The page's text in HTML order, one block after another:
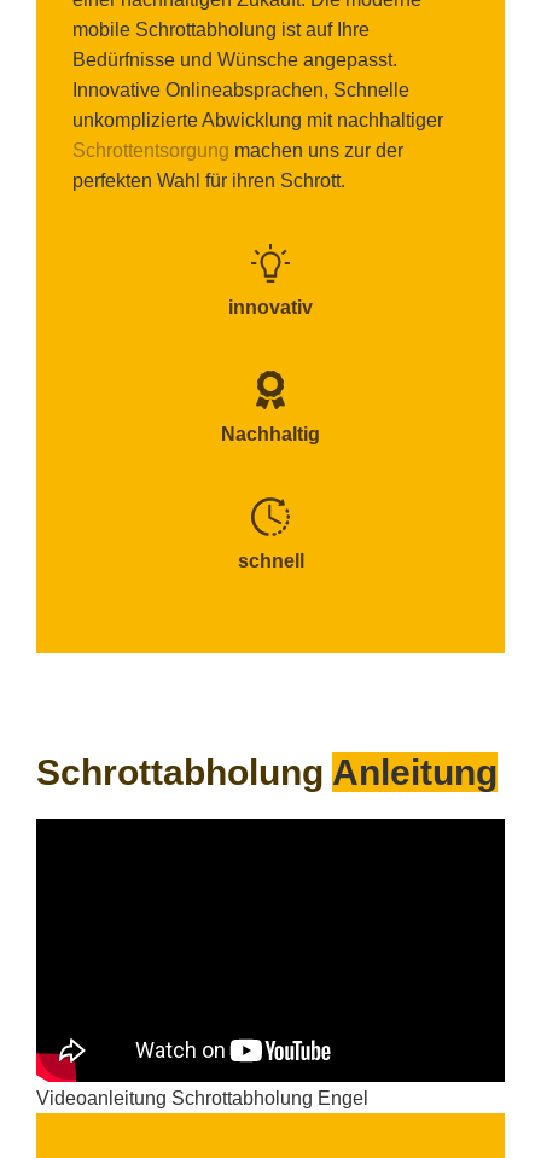
mobile Schrottabholung ist auf Ihre
Bedürfnisse und Wünsche angepasst.
Innovative Onlineabsprachen, Schnelle
unkomplizierte Abwicklung mit nachhaltiger
Schrottentsorgung machen uns zur der
perfekten Wahl für ihren Schrott.
innovativ
Nachhaltig
schnell
Schrottabholung Anleitung
Videoanleitung Schrottabholung Engel